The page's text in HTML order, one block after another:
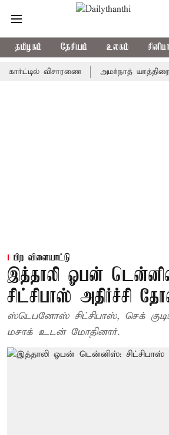
தமிழகம் தேசியம் உலகம் சினிமா
விசாரணை அமர்நாத் யாத்திரை
பிற விளையாட்டு
இத்தாலி ஓபன்
சிட்சிபாஸ் அதிர்ச்சி
ஸ்டெபனோஸ் சிட்சிபாஸ், செக்
மசாக் உடன் மோதினார்.